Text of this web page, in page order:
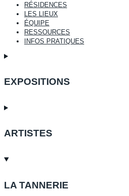
RÉSIDENCES
LES LIEUX
ÉQUIPE
RESSOURCES
INFOS PRATIQUES
EXPOSITIONS
ARTISTES
LA TANNERIE